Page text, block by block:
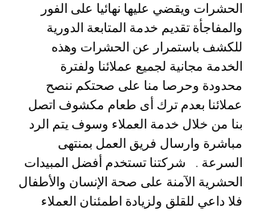
الحشرات ويقضي عليها نهائيا على الفور
والمفاجأة تقديم خدمة المتابعة الدورية
للكشف باستمرار عن الحشرات وهذه
الخدمة مجانية لجميع عملائنا ولفترة
محدودة وحرصا منا على صحتكم ننصح
عملائنا بعدم ترك أى طعام مكشوف اتصل
بنا من خلال خدمة العملاء وسوف يتم الرد
مباشرة وارسال فريق العمل بمنتهى
السرعة .   شركتنا تستخدم أفضل المبيدات
الحشرية الآمنة على صحة الإنسان والأطفال
فلا داعي للقلق ولزيادة اطمئنان العملاء